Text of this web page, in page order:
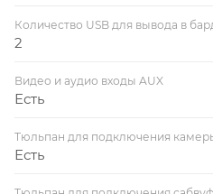
Количество USB для вывода в
2
Видео и аудио входы AUX
Есть
Тюльпан для подключения
Есть